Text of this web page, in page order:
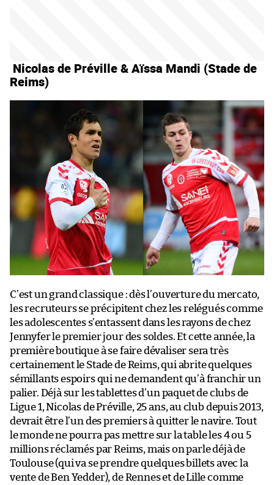
Nicolas de Préville & Aïssa Mandi (Stade de
Reims)
C’est un grand classique : dès l’ouverture du mercato,
les recruteurs se précipitent chez les relégués comme
les adolescentes s’entassent dans les rayons de chez
Jennyfer le premier jour des soldes. Et cette année, la
première boutique à se faire dévaliser sera très
certainement le Stade de Reims, qui abrite quelques
sémillants espoirs qui ne demandent qu’à franchir un
palier. Déjà sur les tablettes d’un paquet de clubs de
Ligue 1, Nicolas de Préville, 25 ans, au club depuis 2013,
devrait être l’un des premiers à quitter le navire. Tout
le monde ne pourra pas mettre sur la table les 4 ou 5
millions réclamés par Reims, mais on parle déjà de
Toulouse (qui va se prendre quelques billets avec la
vente de Ben Yedder), de Rennes et de Lille comme